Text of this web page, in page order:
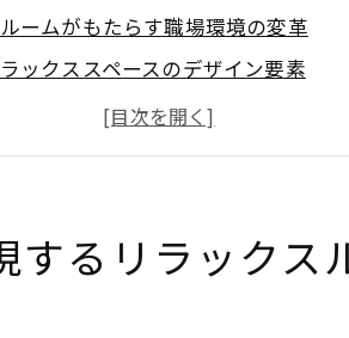
ームがもたらす職場環境の変革
ックススペースのデザイン要素
生産性向上を目指した設計
に役立つ休憩スペースの工夫
作りと社員のモチベーション向上
けるリラックスルームが生産性向
るリラックス